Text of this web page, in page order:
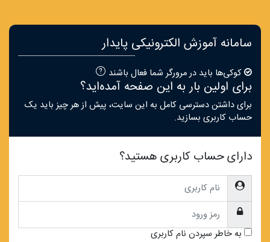
پرش به بخش ایجاد حساب کاربری جدید
سامانه آموزش الکترونیکی پایدار
کوکی‌ها باید در مرورگر شما فعال باشند
برای اولین بار به این صفحه آمده‌اید؟
برای داشتن دسترسی کامل به این سایت، پیش از هر چیز باید یک
حساب کاربری بسازید.
دارای حساب کاربری هستید؟
نام کاربری
رمز ورود
به خاطر سپردن نام کاربری